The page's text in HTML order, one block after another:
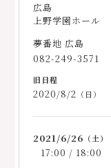
広島
上野学園ホール
夢番地 広島
082-249-3571
2020/8/2 （日）
2021/6/26 （土）
17:00 / 18:00